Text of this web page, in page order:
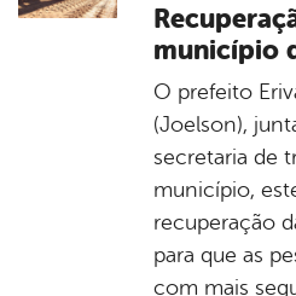
município
O prefeito
(Joelson),
secretaria de
município,
recuperação
para que as
com mais